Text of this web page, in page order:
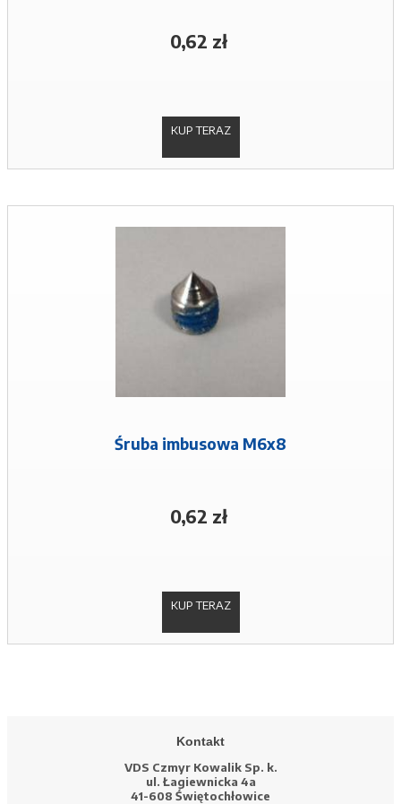
0,62 zł
KUP TERAZ
Śruba imbusowa M6x8
0,62 zł
KUP TERAZ
Kontakt
VDS Czmyr Kowalik Sp. k.
ul. Łagiewnicka 4a
41-608 Świętochłowice